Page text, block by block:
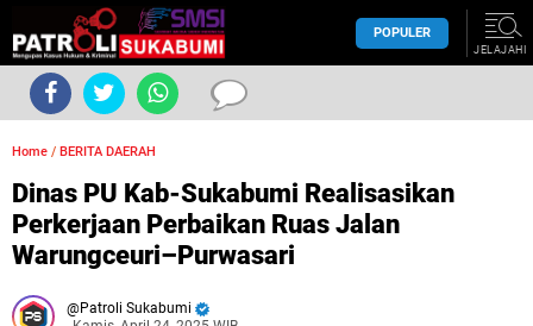
POPULER
JELAJAHI
Home / BERITA DAERAH
Dinas PU Kab-Sukabumi Realisasikan
Perkerjaan Perbaikan Ruas Jalan
Warungceuri–Purwasari
Patroli Sukabumi